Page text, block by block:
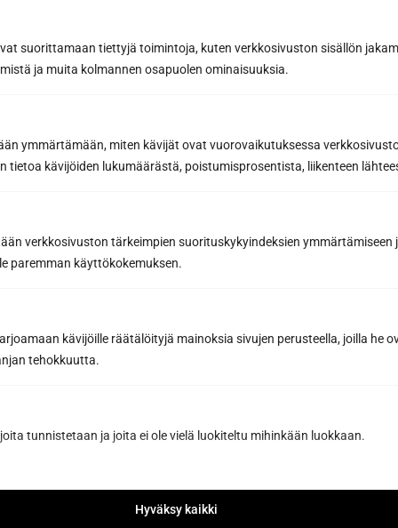
suorittamaan tiettyjä toimintoja, kuten verkkosivuston sisällön
ja muita kolmannen osapuolen ominaisuuksia.
ymmärtämään, miten kävijät ovat vuorovaikutuksessa
tietoa kävijöiden lukumäärästä, poistumisprosentista, liikenteen
verkkosivuston tärkeimpien suorituskykyindeksien ymmärtämiseen
paremman käyttökokemuksen.
kävijöille räätälöityjä mainoksia sivujen perusteella, joilla he
tehokkuutta.
tunnistetaan ja joita ei ole vielä luokiteltu mihinkään luokkaan.
Hyväksy kaikki
Viesti tai lisätiedot...